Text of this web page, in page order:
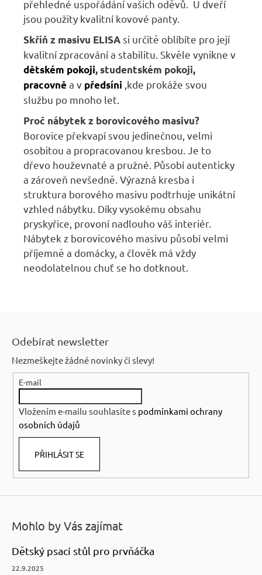
přehledné uspořádání vašich oděvů. U dveří
jsou použity kvalitní kovové panty.
Skříň z masivu ELISA si určitě oblíbíte pro její
kvalitní zpracování a stabilitu. Skvěle vynikne v
dětském pokoji,studentském pokoji,
pracovněa v předsíni ,kde prokáže svou
službu po mnoho let.
Proč nábytek z borovicového masivu?
Borovice překvapí svou jedinečnou, velmi
osobitou a propracovanou kresbou. Je to
dřevo houževnaté a pružné. Působí autenticky
a zároveň nevšedně. Výrazná kresba i
struktura borového masivu podtrhuje unikátní
vzhled nábytku. Díky vysokému obsahu
pryskyřice, provoní nadlouho váš interiér.
Nábytek z borovicového masivu působí velmi
příjemně a domácky, a člověk má vždy
neodolatelnou chuť se ho dotknout.
Odebírat newsletter
Nezmeškejte žádné novinky či slevy!
E-mail
Vložením e-mailu souhlasíte s podmínkami ochrany
osobních údajů
PŘIHLÁSIT SE
Mohlo by Vás zajímat
Dětský psací stůl pro prvňáčka
22.9.2025